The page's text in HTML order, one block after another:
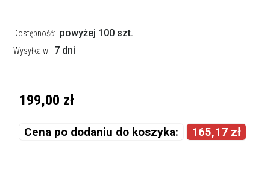
Dostępność: powyżej 100 szt.
Wysyłka w: 7 dni
199,00 zł
Cena po dodaniu do koszyka: 165,17 zł